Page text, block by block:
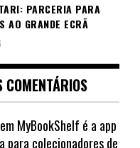
PARCERIA PARA
AO GRANDE ECRÃ
COMENTÁRIOS
em MyBookShelf é a app
para colecionadores de